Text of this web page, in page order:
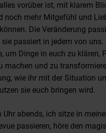
vorüber ist, mit klarem
noch mehr Mitgefühl und
Die Veränderung
passiert in jedem von uns.
um Dinge in euch zu klären,
machen und zu
wie ihr mit der Situation
sie euch bringen wird.
Uhr abends, ich sitze in
passieren, höre den